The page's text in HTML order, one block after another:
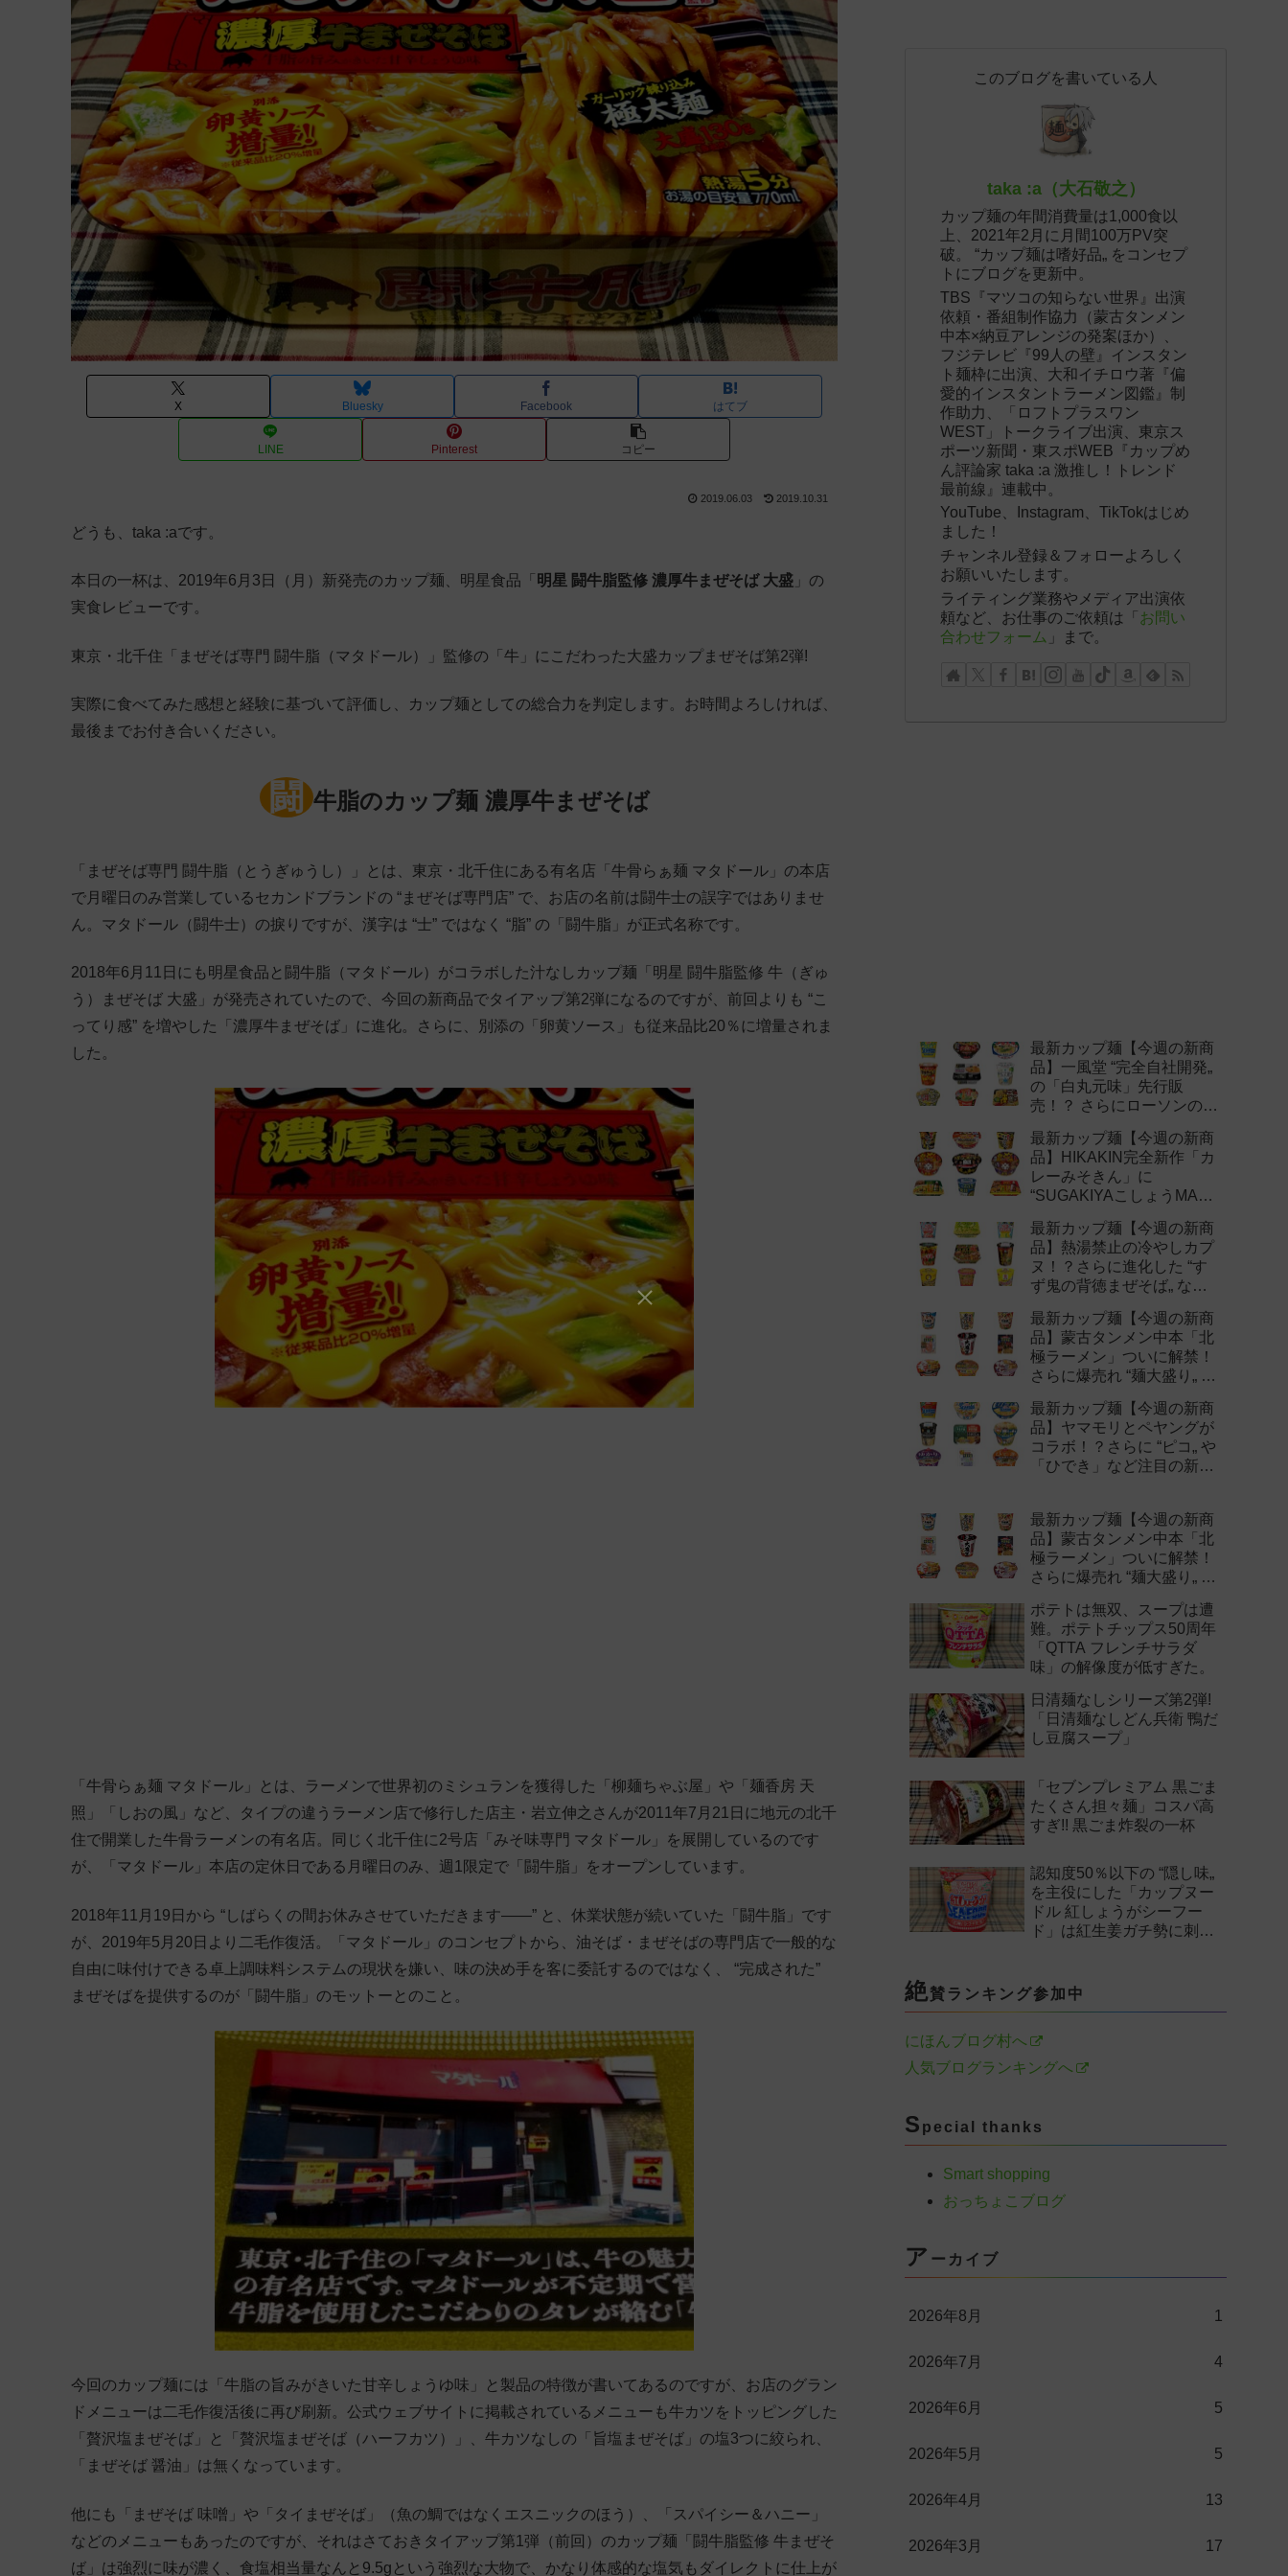
X Bluesky Facebook はてブ
LINE Pinterest コピー
2019.06.03 2019.10.31
どうも、taka :aです。
本日の一杯は、2019年6月3日（月）新発売のカップ麺、明星食品「 明星 闘牛脂監修 濃厚牛まぜそば 大盛 」の
実食レビューです。
東京・北千住「まぜそば専門 闘牛脂（マタドール）」監修の「牛」にこだわった大盛カップまぜそば第2弾!
実際に食べてみた感想と経験に基づいて評価し、カップ麺としての総合力を判定します。お時間よろしければ、
最後までお付き合いください。
闘 牛脂のカップ麺 濃厚牛まぜそば
「まぜそば専門 闘牛脂（とうぎゅうし）」とは、東京・北千住にある有名店「牛骨らぁ麺 マタドール」の本店
で月曜日のみ営業しているセカンドブランドの “まぜそば専門店” で、お店の名前は闘牛士の誤字ではありませ
ん。マタドール（闘牛士）の捩りですが、漢字は “士” ではなく “脂” の「闘牛脂」が正式名称です。
2018年6月11日にも明星食品と闘牛脂（マタドール）がコラボした汁なしカップ麺「明星 闘牛脂監修 牛（ぎゅ
う）まぜそば 大盛」が発売されていたので、今回の新商品でタイアップ第2弾になるのですが、前回よりも “こ
ってり感” を増やした「濃厚牛まぜそば」に進化。さらに、別添の「卵黄ソース」も従来品比20％に増量されま
した。
「牛骨らぁ麺 マタドール」とは、ラーメンで世界初のミシュランを獲得した「柳麺ちゃぶ屋」や「麺香房 天
照」「しおの風」など、タイプの違うラーメン店で修行した店主・岩立伸之さんが2011年7月21日に地元の北千
住で開業した牛骨ラーメンの有名店。同じく北千住に2号店「みそ味専門 マタドール」を展開しているのです
が、「マタドール」本店の定休日である月曜日のみ、週1限定で「闘牛脂」をオープンしています。
2018年11月19日から “しばらくの間お休みさせていただきます――” と、休業状態が続いていた「闘牛脂」です
が、2019年5月20日より二毛作復活。「マタドール」のコンセプトから、油そば・まぜそばの専門店で一般的な
自由に味付けできる卓上調味料システムの現状を嫌い、味の決め手を客に委託するのではなく、 “完成された”
まぜそばを提供するのが「闘牛脂」のモットーとのこと。
今回のカップ麺には「牛脂の旨みがきいた甘辛しょうゆ味」と製品の特徴が書いてあるのですが、お店のグラン
ドメニューは二毛作復活後に再び刷新。公式ウェブサイトに掲載されているメニューも牛カツをトッピングした
「贅沢塩まぜそば」と「贅沢塩まぜそば（ハーフカツ）」、牛カツなしの「旨塩まぜそば」の塩3つに絞られ、
「まぜそば 醤油」は無くなっています。
他にも「まぜそば 味噌」や「タイまぜそば」（魚の鯛ではなくエスニックのほう）、「スパイシー＆ハニー」
などのメニューもあったのですが、それはさておきタイアップ第1弾（前回）のカップ麺「闘牛脂監修 牛まぜそ
ば」は強烈に味が濃く、食塩相当量なんと9.5gという強烈な大物で、かなり体感的な塩気もダイレクトに仕上が
このブログを書いている人
taka :a（大石敬之）
カップ麺の年間消費量は1,000食以
上、2021年2月に月間100万PV突
破。 “カップ麺は嗜好品„ をコンセプ
トにブログを更新中。
TBS『マツコの知らない世界』出演
依頼・番組制作協力（蒙古タンメン
中本×納豆アレンジの発案ほか）、
フジテレビ『99人の壁』インスタン
ト麺枠に出演、大和イチロウ著『偏
愛的インスタントラーメン図鑑』制
作助力、「ロフトプラスワン
WEST」トークライブ出演、東京ス
ポーツ新聞・東スポWEB『カップめ
ん評論家 taka :a 激推し！トレンド
最前線』連載中。
YouTube、Instagram、TikTokはじめ
ました！
チャンネル登録＆フォローよろしく
お願いいたします。
ライティング業務やメディア出演依
頼など、お仕事のご依頼は「 お問い
合わせフォーム 」まで。
最新カップ麺【今週の新商
品】一風堂 “完全自社開発„
の「白丸元味」先行販
売！？ さらにローソンの激
新作まとめ！
最新カップ麺【今週の新商
品】HIKAKIN完全新作「カ
レーみそきん」に
“SUGAKIYAこしょうMAX„
最新カップ麺【今週の新商
品】熱湯禁止の冷やしカプ
ヌ！？さらに進化した “す
ず鬼の背徳まぜそば„ など
最新カップ麺【今週の新商
品】蒙古タンメン中本「北
極ラーメン」ついに解禁！
さらに爆売れ “麺大盛り„ シ
作まとめ！
最新カップ麺【今週の新商
品】ヤマモリとペヤングが
コラボ！？さらに “ピコ„ や
「ひでき」など注目の新作
最新カップ麺【今週の新商
品】蒙古タンメン中本「北
極ラーメン」ついに解禁！
さらに爆売れ “麺大盛り„ シ
作まとめ！
ポテトは無双、スープは遭
難。ポテトチップス50周年
「QTTA フレンチサラダ
味」の解像度が低すぎた。
日清麺なしシリーズ第2弾!
「日清麺なしどん兵衛 鴨だ
し豆腐スープ」
「セブンプレミアム 黒ごま
たくさん担々麺」コスパ高
すぎ!! 黒ごま炸裂の一杯
認知度50％以下の “隠し味„
を主役にした「カップヌー
ドル 紅しょうがシーフー
ド」は紅生姜ガチ勢に刺さ
絶賛ランキング参加中
にほんブログ村へ
人気ブログランキングへ
S pecial thanks
Smart shopping
おっちょこブログ
ア ーカイブ
2026年8月 1
2026年7月 4
2026年6月 5
2026年5月 5
2026年4月 13
2026年3月 17